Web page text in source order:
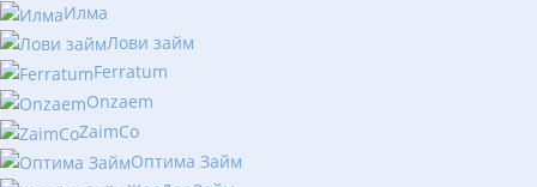
Илма
Лови займ
Ferratum
Onzaem
ZaimCo
Оптима Займ